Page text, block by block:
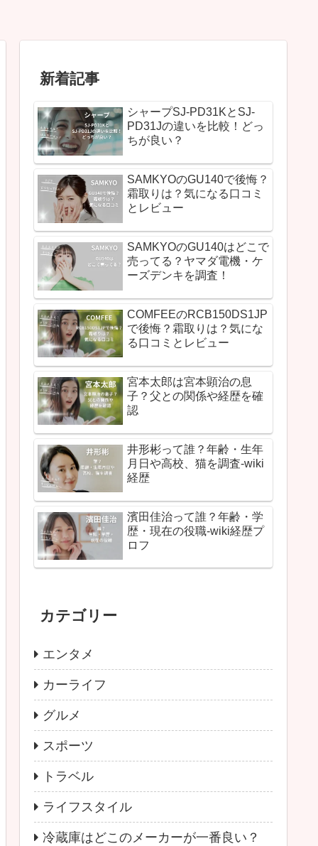
新着記事
シャープSJ-PD31KとSJ-
PD31Jの違いを比較！どっ
ちが良い？
SAMKYOのGU140で後悔？
霜取りは？気になる口コミ
とレビュー
SAMKYOのGU140はどこで
売ってる？ヤマダ電機・ケ
ーズデンキを調査！
COMFEEのRCB150DS1JP
で後悔？霜取りは？気にな
る口コミとレビュー
宮本太郎は宮本顕治の息
子？父との関係や経歴を確
認
井形彬って誰？年齢・生年
月日や高校、猫を調査-wiki
経歴
濱田佳治って誰？年齢・学
歴・現在の役職-wiki経歴プ
ロフ
カテゴリー
エンタメ
カーライフ
グルメ
スポーツ
トラベル
ライフスタイル
冷蔵庫はどこのメーカーが一番良い？